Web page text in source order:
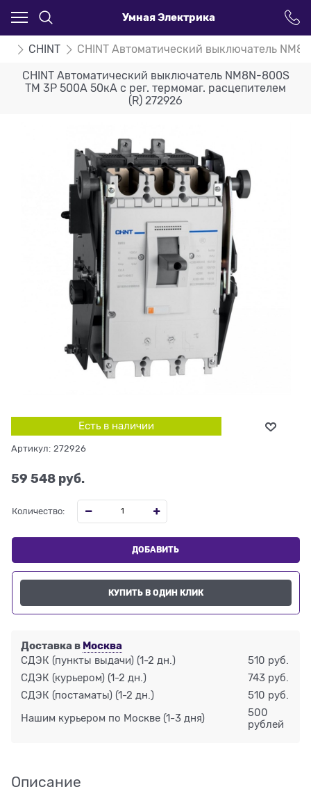
Умная Электрика
CHINT CHINT Автоматический выключатель
CHINT Автоматический выключатель NM8N-800S
TM 3P 500А 50кА с рег. термомаг. расцепителем
(R) 272926
Есть в наличии
Артикул: 272926
59 548 руб.
Количество:
ДОБАВИТЬ
КУПИТЬ В ОДИН КЛИК
Доставка в Москва
СДЭК (пункты выдачи) (1-2 дн.)
510 руб.
СДЭК (курьером) (1-2 дн.)
743 руб.
СДЭК (постаматы) (1-2 дн.) 510 руб.
Нашим курьером по Москве (1-3 дня)
500
рублей
Описание